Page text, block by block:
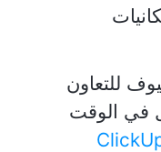
للتعاون
في الوقت